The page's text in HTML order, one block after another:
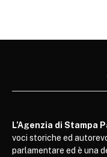
L’Agenzia di Stampa
voci storiche ed
parlamentare ed è una